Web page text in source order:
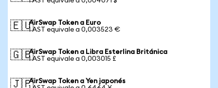
🇪🇺AirSwap Token a Euro
1 AST equivale a 0,003523 €
🇬🇧AirSwap Token a Libra Esterlina Británica
1 AST equivale a 0,003015 £
🇯🇵AirSwap Token a Yen japonés